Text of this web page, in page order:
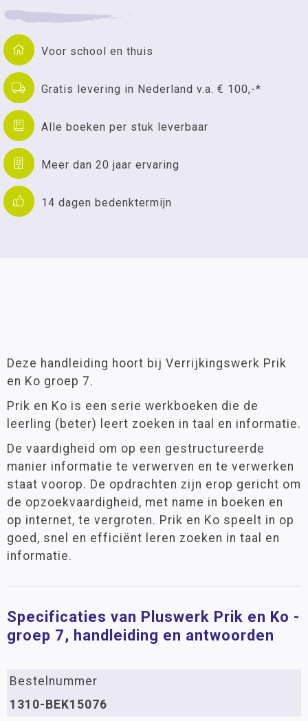
Voor school en thuis
Gratis levering in Nederland v.a. € 100,-*
Alle boeken per stuk leverbaar
Meer dan 20 jaar ervaring
14 dagen bedenktermijn
Deze handleiding hoort bij Verrijkingswerk Prik
en Ko groep 7.
Prik en Ko is een serie werkboeken die de
leerling (beter) leert zoeken in taal en informatie.
De vaardigheid om op een gestructureerde
manier informatie te verwerven en te verwerken
staat voorop. De opdrachten zijn erop gericht om
de opzoekvaardigheid, met name in boeken en
op internet, te vergroten. Prik en Ko speelt in op
goed, snel en efficiënt leren zoeken in taal en
informatie.
Specificaties van Pluswerk Prik en Ko -
groep 7, handleiding en antwoorden
Bestelnummer
1310-BEK15076